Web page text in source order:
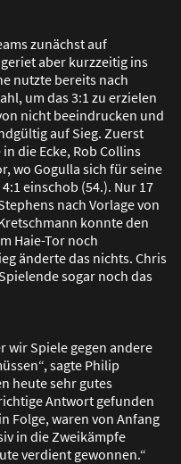
zunächst auf
aber kurzzeitig ins
nutzte bereits nach
um das 3:1 zu erzielen
nicht beeindrucken und
auf Sieg. Zuerst
die Ecke, Rob Collins
wo Gogulla sich für seine
einschob (54.). Nur 17
nach Vorlage von
konnte den
Haie-Tor noch
änderte das nichts. Chris
sogar noch das
wir Spiele gegen andere
sagte Philip
heute sehr gutes
Antwort gefunden
Folge, waren von Anfang
in die Zweikämpfe
verdient gewonnen.“